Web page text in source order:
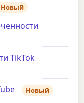
Новый
TikTok
Новый